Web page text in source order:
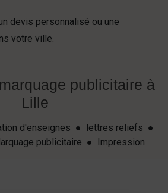
devis personnalisé ou une
votre ville.
publicitaire à
Lille
d'enseignes ● lettres reliefs ●
publicitaire ● Impression